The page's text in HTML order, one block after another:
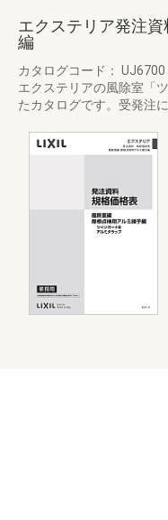
エクステリア発注
編
カタログコード： UJ6700
エクステリアの風除室「
たカタログです。受発注